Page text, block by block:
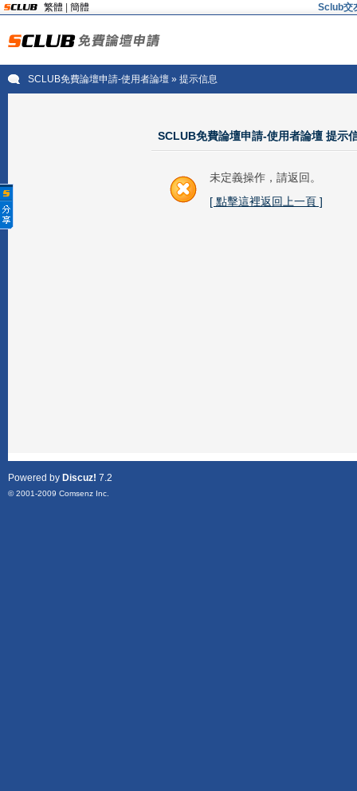
繁體 簡體 Sclub交
SCLUB免費論壇申請-使用者論壇» 提示信息
SCLUB免費論壇申請-使用者論壇 提示
未定義操作，請返回。
[ 點擊這裡返回上一頁 ]
Powered by Discuz! 7.2
© 2001-2009 Comsenz Inc.